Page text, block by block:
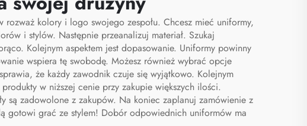
sportu, worek na buty
dla mężczyzn
kolory i logo swojego zespołu. Chcesz mieć uniformy,
i stylów. Następnie przeanalizuj materiał. Szukaj
Kolejnym aspektem jest dopasowanie. Uniformy powinny
wspiera tę swobodę. Możesz również wybrać opcje
że każdy zawodnik czuje się wyjątkowo. Kolejnym
w niższej cenie przy zakupie większych ilości.
są zadowolone z zakupów. Na koniec zaplanuj zamówienie z
gotowi grać ze stylem! Dobór odpowiednich uniformów ma